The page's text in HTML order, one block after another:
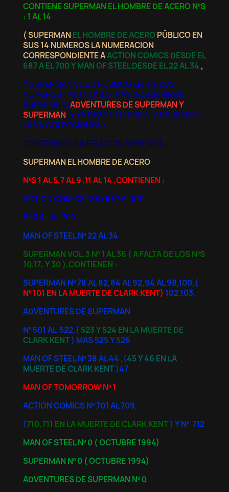
CONTIENE SUPERMAN EL HOMBRE DE ACERO NºS
: 1 AL 14
( SUPERMANEL HOMBRE DE ACEROPÙBLICO EN
SUS 14 NUMEROS LA NUMERACION
CORRESPONDIENTE AACTION COMICS DESDE EL
687 A EL 700Y MAN OF STEEL DESDE EL 22 AL 34 ,
Y SUPERMAN VOL.3 PUBLICO ENTRE LOS
NUMEROS 1 AL 14 LAS OTRAS DOS SERIE DE
SUPERMAN :ADVENTURES DE SUPERMAN Y
SUPERMAN,Y YA DESDE EL Nº 15 AL 36 PUBLICO
LAS 4 COLECCIONES ) .
CONTENIDO NUMERACION SERIE USA :
SUPERMAN EL HOMBRE DE ACERO
NºS1 AL 5,7 AL 9 ,11 AL 14 ,CONTIENEN :
ACTION COMICS NºS : 687 AL 691,
693 AL AL 700
MAN OF STEEL Nº 22 AL 34
SUPERMAN VOL.3 Nº 1 AL 36 ( A FALTA DE LOS NºS
10,17, Y 30 ),CONTIENEN :
SUPERMAN Nº 78 AL 82,84 AL 92,94 AL 98,100,(
Nº 101 EN LA MUERTE DE CLARK KENT) 102,103,
ADVENTURES DE SUPERMAN
Nº 501 AL 522,(523 Y 524 EN LA MUERTE DE
CLARK KENT) MAS 525 Y 526
MAN OF STEEL Nº 38 AL 44 ,(45 Y 46 EN LA
MUERTE DE CLARK KENT)47
MAN OF TOMORROW Nº 1
ACTION COMICS Nº 701 AL 709,
(710,711 EN LA MUERTE DE CLARK KENT) Y Nº 712
MAN OF STEEL Nº 0 ( OCTUBRE 1994)
SUPERMAN Nº 0 ( OCTUBRE 1994)
ADVENTURES DE SUPERMAN Nº 0